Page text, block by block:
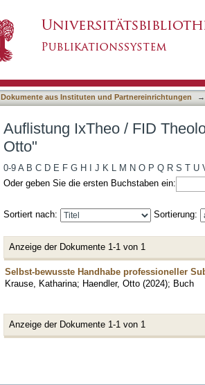
Dokumente aus Instituten und Partnereinrichtungen →
Auflistung IxTheo / FID
Otto"
0-9 A B C D E F G H J K L M N O P Q R S T U
Oder geben Sie die ersten Buchstaben ein:
Sortiert nach: Sortierung:
Anzeige der Dokumente 1-1 von 1
Selbst-bewusste Handhabe professioneller
Krause, Katharina; Haendler, Otto (2024); Buch
Anzeige der Dokumente 1-1 von 1